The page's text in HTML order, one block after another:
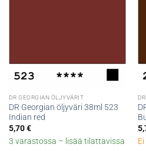
DR GEORGIAN ÖLJYVÄRIT
DR Georgian öljyväri 38ml 523
Indian red
5,70€
3 varastossa – lisää tilattavissa